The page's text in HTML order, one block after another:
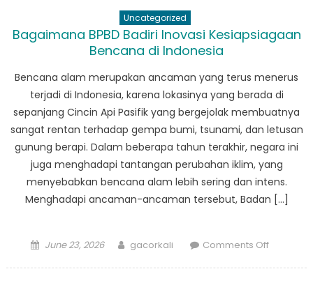
BPBD
Tanda
Jasa
dari
Bencana
Alam
Uncategorized
Bagaimana BPBD Badiri Inovasi Kesiapsiagaan
Bencana di Indonesia
Bencana alam merupakan ancaman yang terus menerus
terjadi di Indonesia, karena lokasinya yang berada di
sepanjang Cincin Api Pasifik yang bergejolak membuatnya
sangat rentan terhadap gempa bumi, tsunami, dan letusan
gunung berapi. Dalam beberapa tahun terakhir, negara ini
juga menghadapi tantangan perubahan iklim, yang
menyebabkan bencana alam lebih sering dan intens.
Menghadapi ancaman-ancaman tersebut, Badan […]
Posted
June 23, 2026 Author
gacorkali Comments Offon